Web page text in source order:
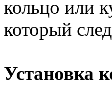
кольцо или
который
Установка